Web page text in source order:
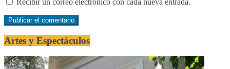
Recibir un correo electrónico con cada nueva entrada.
Artes y Espectáculos